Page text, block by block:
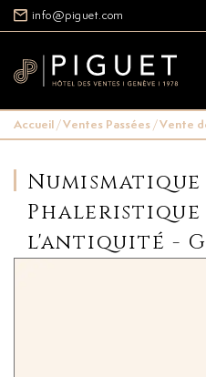
info@piguet.com
Accueil/Ventes Passées/Vente
Numismatique
Phaleristique
l'antiquité -